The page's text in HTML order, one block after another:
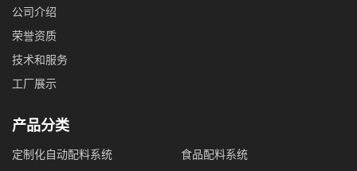
公司介绍
荣誉资质
技术和服务
工厂展示
产品分类
定制化自动配料系统
食品配料系统